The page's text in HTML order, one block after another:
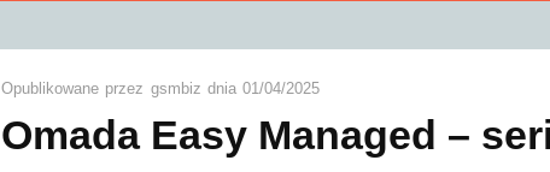
Opublikowane przez gsmbiz dnia01/04/2025
Omada Easy Managed –